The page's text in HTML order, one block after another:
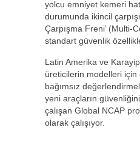
yolcu emniyet kemeri
durumunda ikincil
Çarpışma Freni’ (Multi-
standart güvenlik
Latin Amerika ve
üreticilerin modelleri için
bağımsız
yeni araçların
çalışan Global NCAP
olarak çalışıyor.